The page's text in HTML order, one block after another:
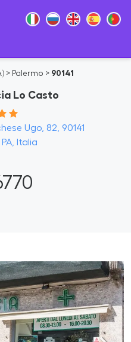
> Palermo > 90141
Lo Casto
Ugo, 82, 90141
Italia